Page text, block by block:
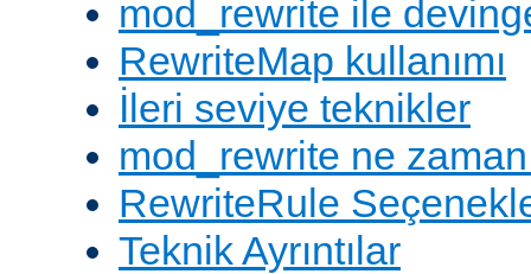
mod_rewrite ile
RewriteMap kullanımı
İleri seviye teknikler
mod_rewrite ne
RewriteRule
Teknik Ayrıntılar